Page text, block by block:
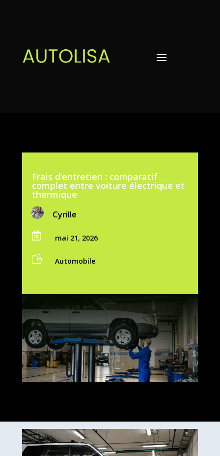
Frais d’entretien : comparatif
complet entre voiture électrique et
thermique
Cyrille
 mai 21, 2026
 Automobile